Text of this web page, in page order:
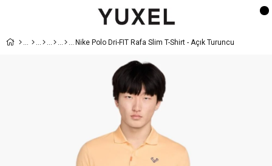
Nike Polo Dri-FIT Rafa Slim T-Shirt - Açık Turuncu